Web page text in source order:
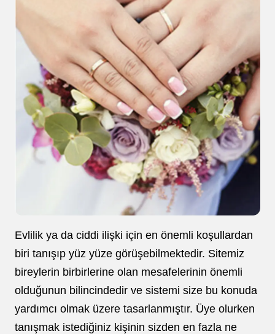
Evlilik ya da ciddi ilişki için en önemli koşullardan
biri tanışıp yüz yüze görüşebilmektedir. Sitemiz
bireylerin birbirlerine olan mesafelerinin önemli
olduğunun bilincindedir ve sistemi size bu konuda
yardımcı olmak üzere tasarlanmıştır. Üye olurken
tanışmak istediğiniz kişinin sizden en fazla ne